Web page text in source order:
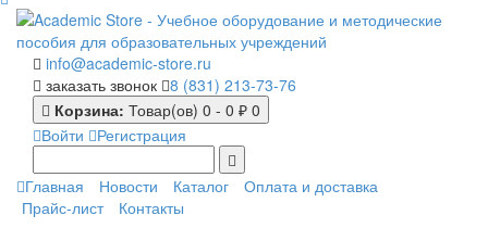
info@academic-store.ru
заказать звонок 8 (831) 213-73-76
Корзина: Товар(ов) 0 - 0 ₽ 0
Войти
Регистрация
Главная Новости Каталог
Оплата и доставка
Прайс-лист
Контакты